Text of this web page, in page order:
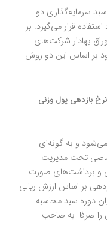
سرمایه‌گذاری دو
قرار می‌گیرد. بر
بهادار شرکت‌های
بر اساس این دو روش
بازدهی پول وزنی
و به گونه‌ای
تحت مدیریت
و برداشت‌های صورت
بر اساس ارزش ریالی
دوره سبد محاسبه
صرفا ‌ به صاحب